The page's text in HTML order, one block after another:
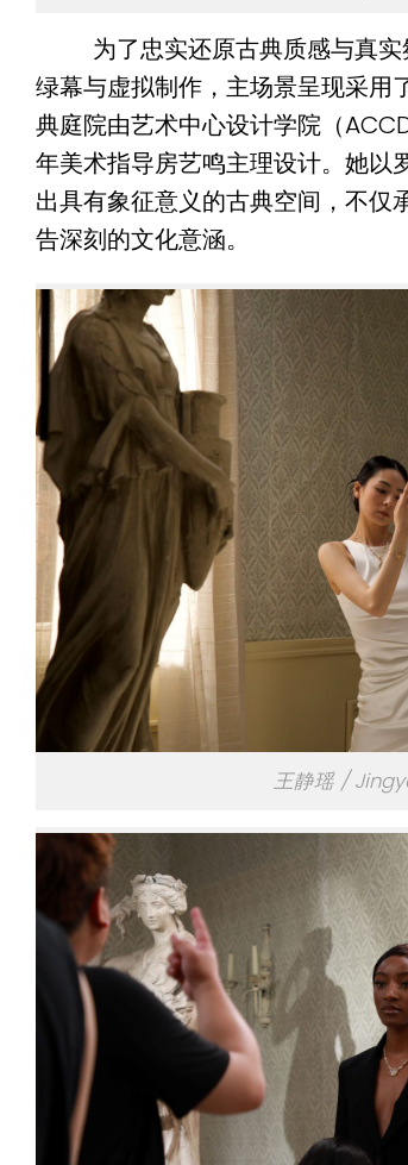
为了忠实还原古典质感与真实
绿幕与虚拟制作，主场景呈现采用
典庭院由艺术中心设计学院（
年美术指导房艺鸣主理设计。她以
出具有象征意义的古典空间，不仅
告深刻的文化意涵。
王静瑶 /